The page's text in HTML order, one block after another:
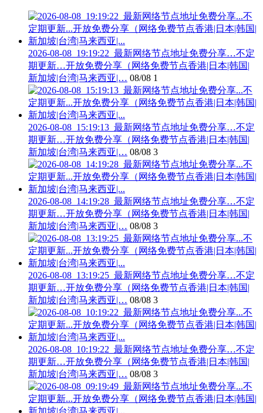
2026-08-08_19:19:22_最新网络节点地址免费分享…不定
期更新…开放免费分享（网络免费节点香港|日本|韩国|
新加坡|台湾|马来西亚|… 08/08 1
2026-08-08_15:19:13_最新网络节点地址免费分享…不定
期更新…开放免费分享（网络免费节点香港|日本|韩国|
新加坡|台湾|马来西亚|… 08/08 3
2026-08-08_14:19:28_最新网络节点地址免费分享…不定
期更新…开放免费分享（网络免费节点香港|日本|韩国|
新加坡|台湾|马来西亚|… 08/08 3
2026-08-08_13:19:25_最新网络节点地址免费分享…不定
期更新…开放免费分享（网络免费节点香港|日本|韩国|
新加坡|台湾|马来西亚|… 08/08 3
2026-08-08_10:19:22_最新网络节点地址免费分享…不定
期更新…开放免费分享（网络免费节点香港|日本|韩国|
新加坡|台湾|马来西亚|… 08/08 3